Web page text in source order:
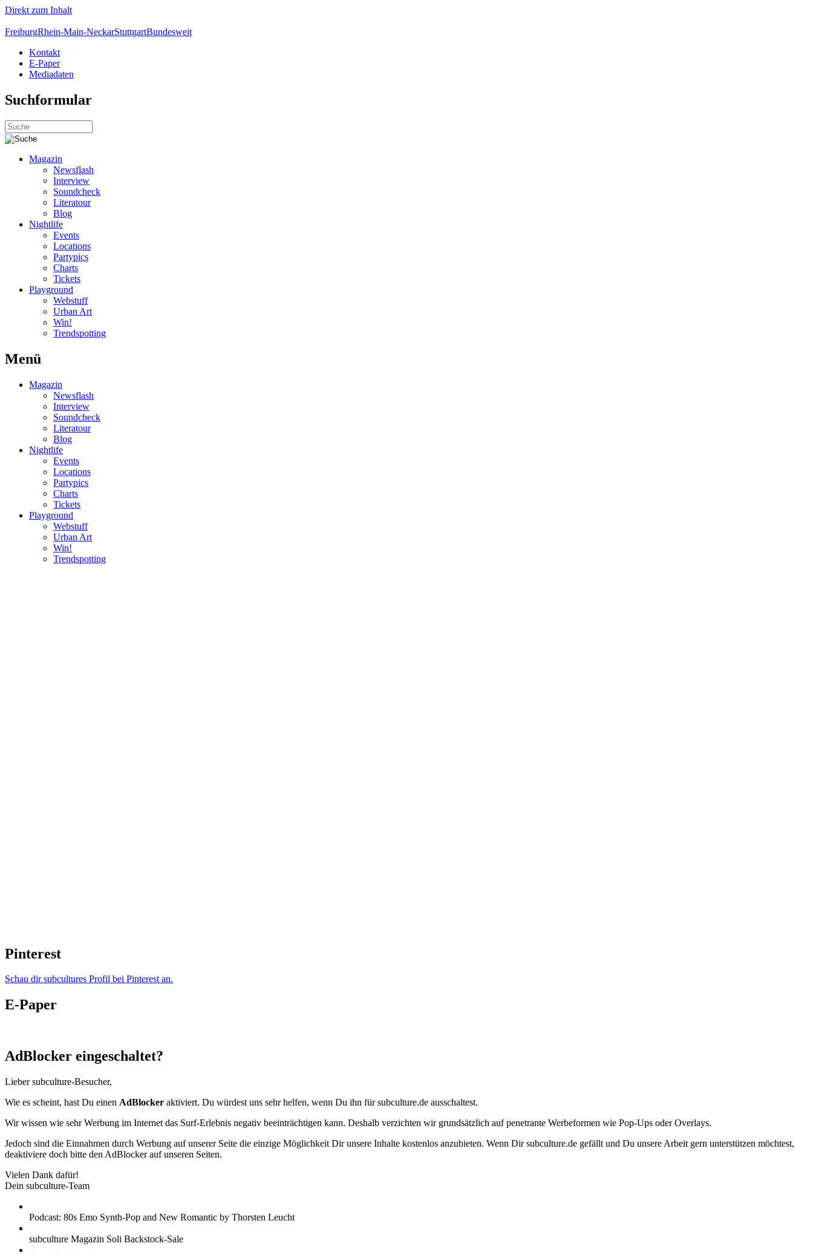
Direkt zum Inhalt
FreiburgRhein-Main-NeckarStuttgartBundesweit
Kontakt
E-Paper
Mediadaten
Suchformular
Magazin
Newsflash
Interview
Soundcheck
Literatour
Blog
Nightlife
Events
Locations
Partypics
Charts
Tickets
Playground
Webstuff
Urban Art
Win!
Trendspotting
Menü
Magazin
Newsflash
Interview
Soundcheck
Literatour
Blog
Nightlife
Events
Locations
Partypics
Charts
Tickets
Playground
Webstuff
Urban Art
Win!
Trendspotting
Pinterest
Schau dir subcultures Profil bei Pinterest an.
E-Paper
AdBlocker eingeschaltet?
Lieber subculture-Besucher,
Wie es scheint, hast Du einen AdBlocker aktiviert. Du würdest uns sehr helfen, wenn Du ihn für subculture.de ausschaltest.
Wir wissen wie sehr Werbung im Internet das Surf-Erlebnis negativ beeinträchtigen kann. Deshalb verzichten wir grundsätzlich auf penetrante Werbeformen wie Pop-Ups oder Overlays.
Jedoch sind die Einnahmen durch Werbung auf unserer Seite die einzige Möglichkeit Dir unsere Inhalte kostenlos anzubieten. Wenn Dir subculture.de gefällt und Du unsere Arbeit gern unterstützen möchtest,
deaktiviere doch bitte den AdBlocker auf unseren Seiten.
Vielen Dank dafür!
Dein subculture-Team
Podcast: 80s Emo Synth-Pop and New Romantic by Thorsten Leucht
subculture Magazin Soli Backstock-Sale